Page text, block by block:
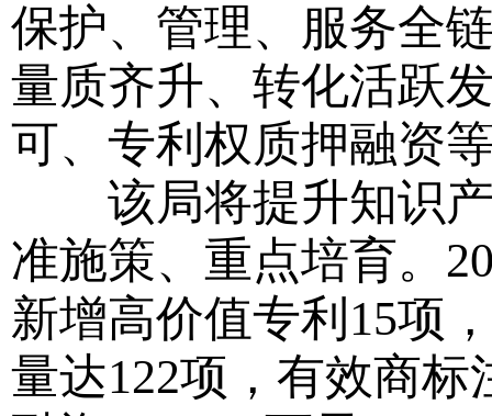
保护、管理、服务全
量质齐升、转化活跃
可、专利权质押融资
该局将提升知识产
准施策、重点培育。
新增高价值专利15项
量达122项，有效商